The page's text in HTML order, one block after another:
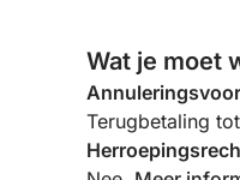
Wat je moet
Terugbetaling